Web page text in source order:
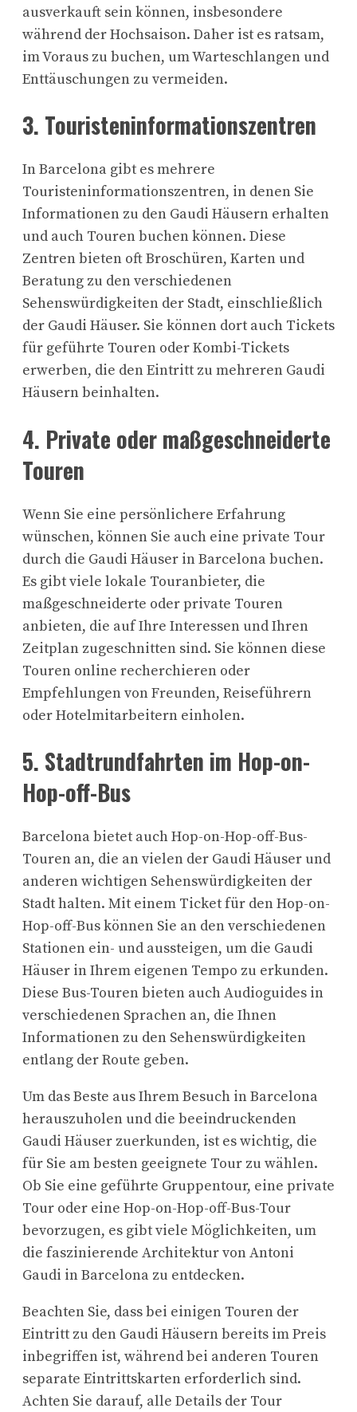
ausverkauft sein können, insbesondere
während der Hochsaison. Daher ist es ratsam,
im Voraus zu buchen, um Warteschlangen und
Enttäuschungen zu vermeiden.
3. Touristeninformationszentren
In Barcelona gibt es mehrere
Touristeninformationszentren, in denen Sie
Informationen zu den Gaudi Häusern erhalten
und auch Touren buchen können. Diese
Zentren bieten oft Broschüren, Karten und
Beratung zu den verschiedenen
Sehenswürdigkeiten der Stadt, einschließlich
der Gaudi Häuser. Sie können dort auch Tickets
für geführte Touren oder Kombi-Tickets
erwerben, die den Eintritt zu mehreren Gaudi
Häusern beinhalten.
4. Private oder maßgeschneiderte
Touren
Wenn Sie eine persönlichere Erfahrung
wünschen, können Sie auch eine private Tour
durch die Gaudi Häuser in Barcelona buchen.
Es gibt viele lokale Touranbieter, die
maßgeschneiderte oder private Touren
anbieten, die auf Ihre Interessen und Ihren
Zeitplan zugeschnitten sind. Sie können diese
Touren online recherchieren oder
Empfehlungen von Freunden, Reiseführern
oder Hotelmitarbeitern einholen.
5. Stadtrundfahrten im Hop-on-
Hop-off-Bus
Barcelona bietet auch Hop-on-Hop-off-Bus-
Touren an, die an vielen der Gaudi Häuser und
anderen wichtigen Sehenswürdigkeiten der
Stadt halten. Mit einem Ticket für den Hop-on-
Hop-off-Bus können Sie an den verschiedenen
Stationen ein- und aussteigen, um die Gaudi
Häuser in Ihrem eigenen Tempo zu erkunden.
Diese Bus-Touren bieten auch Audioguides in
verschiedenen Sprachen an, die Ihnen
Informationen zu den Sehenswürdigkeiten
entlang der Route geben.
Um das Beste aus Ihrem Besuch in Barcelona
herauszuholen und die beeindruckenden
Gaudi Häuser zuerkunden, ist es wichtig, die
für Sie am besten geeignete Tour zu wählen.
Ob Sie eine geführte Gruppentour, eine private
Tour oder eine Hop-on-Hop-off-Bus-Tour
bevorzugen, es gibt viele Möglichkeiten, um
die faszinierende Architektur von Antoni
Gaudi in Barcelona zu entdecken.
Beachten Sie, dass bei einigen Touren der
Eintritt zu den Gaudi Häusern bereits im Preis
inbegriffen ist, während bei anderen Touren
separate Eintrittskarten erforderlich sind.
Achten Sie darauf, alle Details der Tour